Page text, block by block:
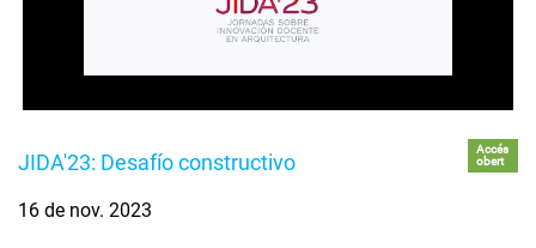
JIDA'23: Desafío constructivo
Accés
obert
16 de nov. 2023